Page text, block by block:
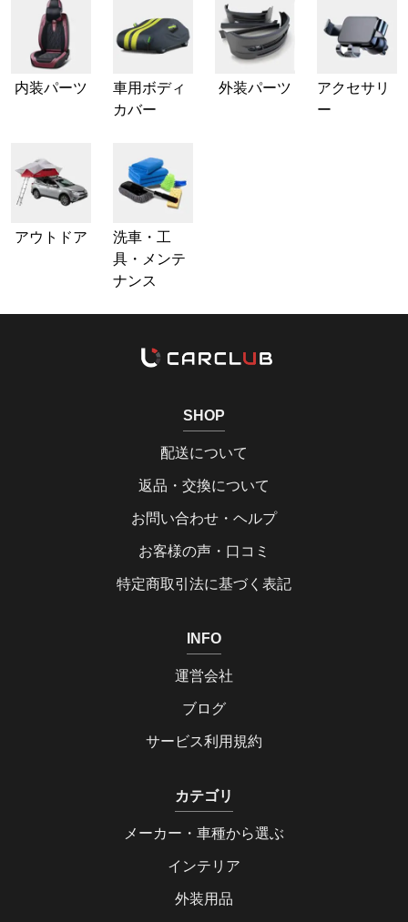
内装パーツ
車用ボディ
カバー
外装パーツ
アクセサリ
ー
アウトドア
洗車・工
具・メンテ
ナンス
SHOP
配送について
返品・交換について
お問い合わせ・ヘルプ
お客様の声・口コミ
特定商取引法に基づく表記
INFO
運営会社
ブログ
サービス利用規約
カテゴリ
メーカー・車種から選ぶ
インテリア
外装用品